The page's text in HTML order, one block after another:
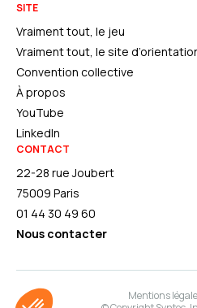
SITE
Vraiment tout, le jeu
Vraiment tout, le site
Convention collective
À propos
YouTube
LinkedIn
CONTACT
22-28 rue Joubert
75009 Paris
01 44 30 49 60
Nous contacter
Mentions